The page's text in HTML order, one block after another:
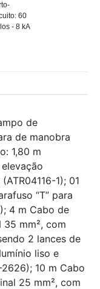
60
- 8 kA
de
de manobra
1,80 m
1); 01
“T” para
4 m Cabo de
mm², com
2 lances de
liso e
10 m Cabo
25 mm², com